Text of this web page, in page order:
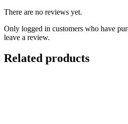
There are no reviews yet.
Only logged in customers who have
leave a review.
Related products